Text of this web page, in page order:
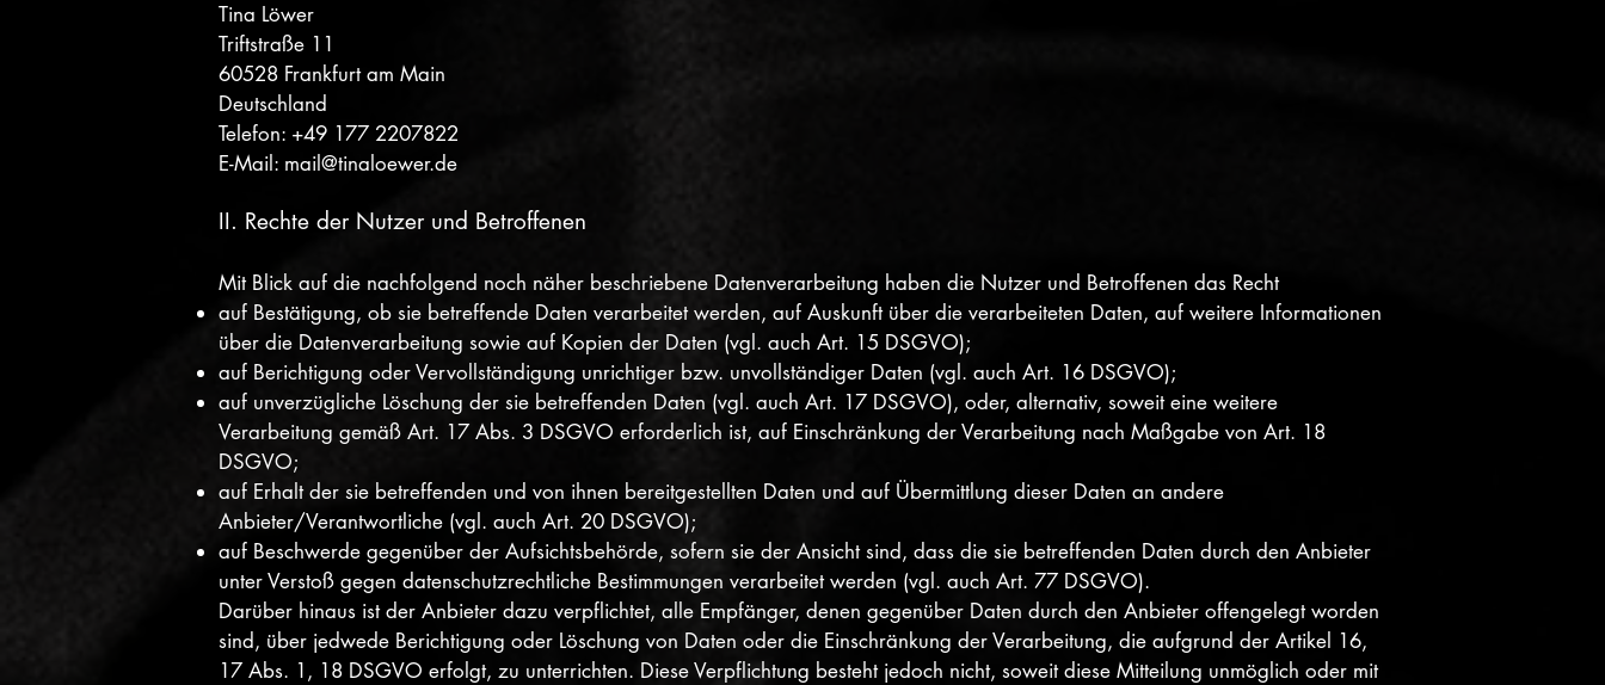
Tina Löwer
Triftstraße 11
60528 Frankfurt am Main
Deutschland
Telefon: +49 177 2207822
E-Mail: mail@tinaloewer.de
II. Rechte der Nutzer und Betroffenen
Mit Blick auf die nachfolgend noch näher beschriebene Datenverarbeitung haben die Nutzer und Betroffenen das Recht
auf Bestätigung, ob sie betreffende Daten verarbeitet werden, auf Auskunft über die verarbeiteten Daten, auf weitere Informationen
über die Datenverarbeitung sowie auf Kopien der Daten (vgl. auch Art. 15 DSGVO);
auf Berichtigung oder Vervollständigung unrichtiger bzw. unvollständiger Daten (vgl. auch Art. 16 DSGVO);
auf unverzügliche Löschung der sie betreffenden Daten (vgl. auch Art. 17 DSGVO), oder, alternativ, soweit eine weitere
Verarbeitung gemäß Art. 17 Abs. 3 DSGVO erforderlich ist, auf Einschränkung der Verarbeitung nach Maßgabe von Art. 18
DSGVO;
auf Erhalt der sie betreffenden und von ihnen bereitgestellten Daten und auf Übermittlung dieser Daten an andere
Anbieter/Verantwortliche (vgl. auch Art. 20 DSGVO);
auf Beschwerde gegenüber der Aufsichtsbehörde, sofern sie der Ansicht sind, dass die sie betreffenden Daten durch den Anbieter
unter Verstoß gegen datenschutzrechtliche Bestimmungen verarbeitet werden (vgl. auch Art. 77 DSGVO).
Darüber hinaus ist der Anbieter dazu verpflichtet, alle Empfänger, denen gegenüber Daten durch den Anbieter offengelegt worden
sind, über jedwede Berichtigung oder Löschung von Daten oder die Einschränkung der Verarbeitung, die aufgrund der Artikel 16,
17 Abs. 1, 18 DSGVO erfolgt, zu unterrichten. Diese Verpflichtung besteht jedoch nicht, soweit diese Mitteilung unmöglich oder mit